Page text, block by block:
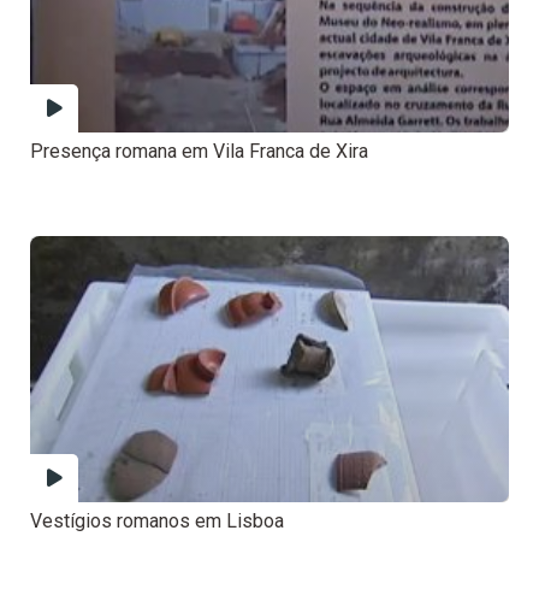
Presença romana em Vila Franca de Xira
Vestígios romanos em Lisboa